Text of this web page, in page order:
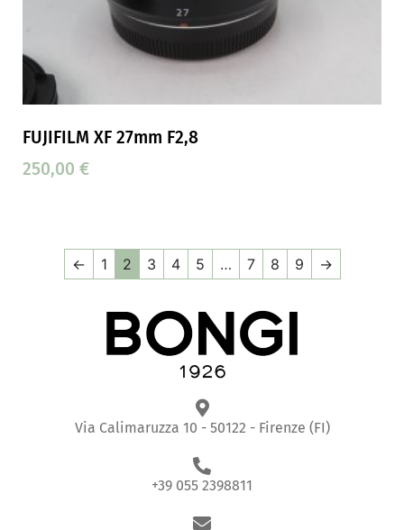
FUJIFILM XF 27mm F2,8
250,00 €
← 1 2 3 4 5 … 7 8 9 →
Via Calimaruzza 10 - 50122 - Firenze (FI)
+39 055 2398811